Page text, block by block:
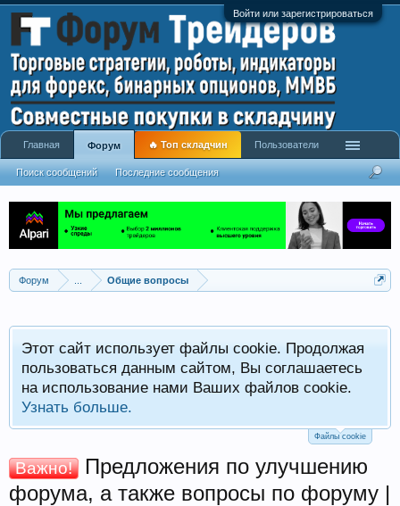
Войти или зарегистрироваться
Форум Общие вопросы
Этот сайт использует файлы cookie. Продолжая
пользоваться данным сайтом, Вы соглашаетесь
на использование нами Ваших файлов cookie.
Узнать больше.
Файлы cookie
Важно!
Предложения по улучшению
форума, а также вопросы по форуму |
Главная Форум
Поиск сообщений Последние сообщения
🔥 Топ складчин Пользователи